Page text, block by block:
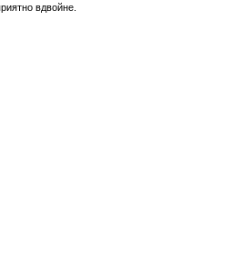
вдвойне.